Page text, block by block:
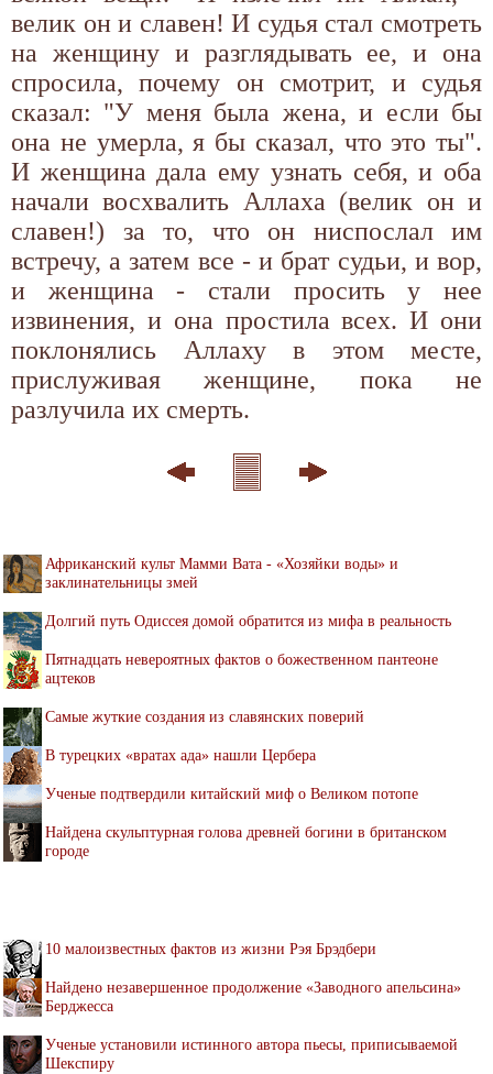
велик он и славен! И судья стал смотреть
на женщину и разглядывать ее, и она
спросила, почему он смотрит, и судья
сказал: "У меня была жена, и если бы
она не умерла, я бы сказал, что это ты".
И женщина дала ему узнать себя, и оба
начали восхвалить Аллаха (велик он и
славен!) за то, что он ниспослал им
встречу, а затем все - и брат судьи, и вор,
и женщина - стали просить у нее
извинения, и она простила всех. И они
поклонялись Аллаху в этом месте,
прислуживая женщине, пока не
разлучила их смерть.
Африканский культ Мамми Вата - «Хозяйки воды» и
заклинательницы змей
Долгий путь Одиссея домой обратится из мифа в реальность
Пятнадцать невероятных фактов о божественном пантеоне
ацтеков
Самые жуткие создания из славянских поверий
В турецких «вратах ада» нашли Цербера
Ученые подтвердили китайский миф о Великом потопе
Найдена скульптурная голова древней богини в британском
городе
10 малоизвестных фактов из жизни Рэя Брэдбери
Найдено незавершенное продолжение «Заводного апельсина»
Берджесса
Ученые установили истинного автора пьесы, приписываемой
Шекспиру